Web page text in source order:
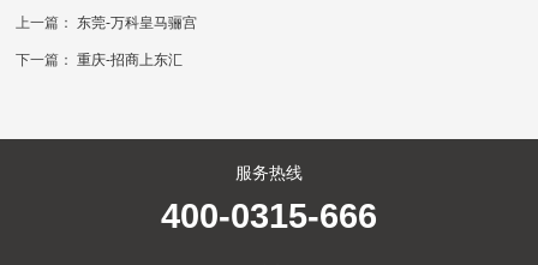
上一篇： 东莞-万科皇马骊宫
下一篇：重庆-招商上东汇
服务热线
400-0315-666